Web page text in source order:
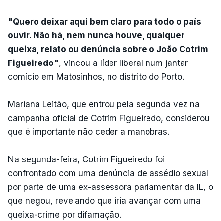
"Quero deixar aqui bem claro para todo o país
ouvir. Não há, nem nunca houve, qualquer
queixa, relato ou denúncia sobre o João Cotrim
Figueiredo", vincou a líder liberal num jantar
comício em Matosinhos, no distrito do Porto.
Mariana Leitão, que entrou pela segunda vez na
campanha oficial de Cotrim Figueiredo, considerou
que é importante não ceder a manobras.
Na segunda-feira, Cotrim Figueiredo foi
confrontado com uma denúncia de assédio sexual
por parte de uma ex-assessora parlamentar da IL, o
que negou, revelando que iria avançar com uma
queixa-crime por difamação.